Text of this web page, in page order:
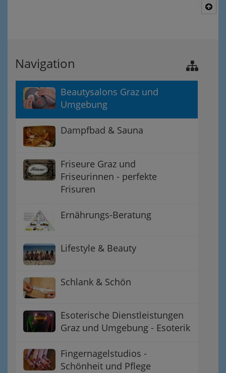
Navigation
Beautysalons Graz und
Umgebung
Dampfbad & Sauna
Friseure Graz und
Friseurinnen - perfekte
Frisuren
Ernährungs-Beratung
Lifestyle & Beauty
Schlank & Schön
Esoterische Dienstleistungen
Graz und Umgebung - Esoterik
Fingernagelstudios -
Schönheit und Pflege